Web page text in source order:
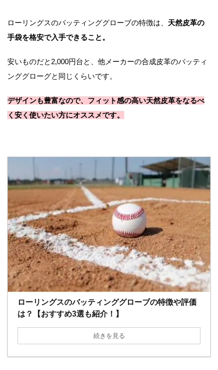
ローリングスのバッティンググローブの特徴は、 天然皮革の
手袋を格安で入手できること。
安いものだと2,000円台と、他メーカーの合成皮革のバッティ
ンググローグと同じくらいです。
デザインも豊富なので、フィット感の高い天然皮革をなるべ
く安く使いたい方にオススメです。
ローリングスのバッティンググローブの特徴や評価
は？【おすすめ3選も紹介！】
続きを見る